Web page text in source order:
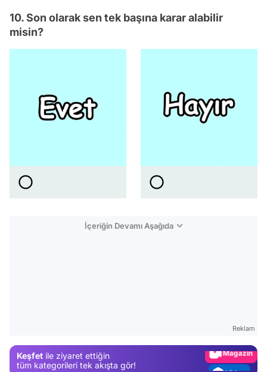
10. Son olarak sen tek başına karar alabilir
misin?
İçeriğin Devamı Aşağıda
Reklam
Keşfet ile ziyaret ettiğin
tüm kategorileri tek akışta gör!
Video